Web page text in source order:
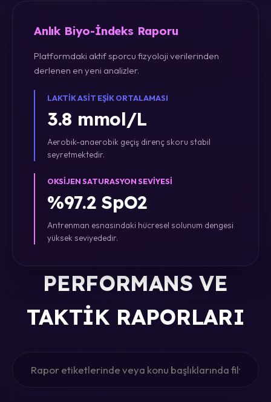
Anlık Biyo-İndeks Raporu
Platformdaki aktif sporcu fizyoloji verilerinden
derlenen en yeni analizler.
LAKTIK ASIT EŞIK ORTALAMASI
3.8 mmol/L
Aerobik-anaerobik geçiş direnç skoru stabil
seyretmektedir.
OKSIJEN SATURASYON SEVIYESI
%97.2 SpO2
Antrenman esnasındaki hücresel solunum dengesi
yüksek seviyededir.
PERFORMANS VE
TAKTIK RAPORLARI